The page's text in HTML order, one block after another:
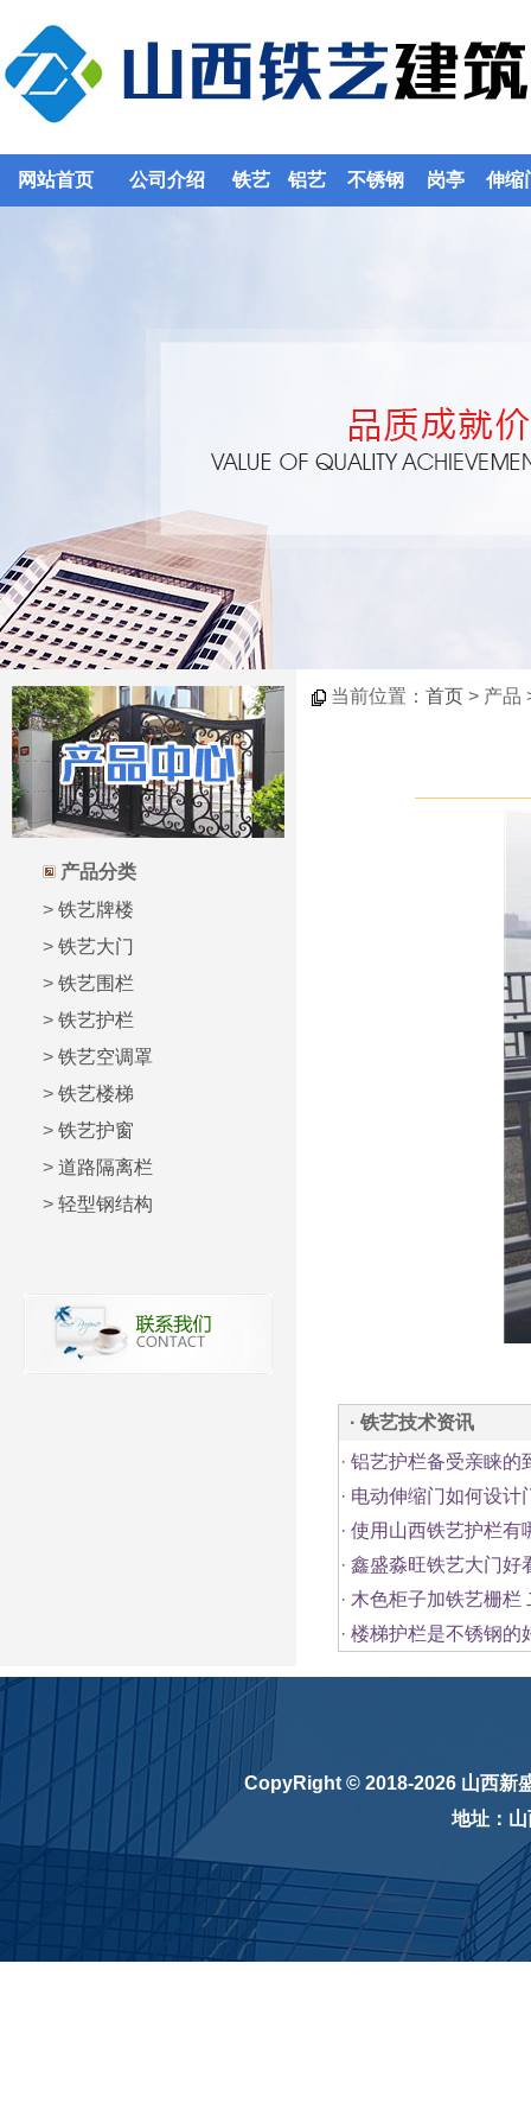
网站首页 公司介绍 铁艺 铝艺 不锈钢 岗亭 伸缩
产品分类
> 铁艺牌楼
> 铁艺大门
> 铁艺围栏
> 铁艺护栏
> 铁艺空调罩
> 铁艺楼梯
> 铁艺护窗
> 道路隔离栏
> 轻型钢结构
当前位置： 首页 > 产品
· 铁艺技术资讯
· 铝艺护栏备受亲睐的
· 电动伸缩门如何设计
· 使用山西铁艺护栏有
· 鑫盛淼旺铁艺大门好
· 木色柜子加铁艺栅栏
· 楼梯护栏是不锈钢的
CopyRight © 2018-2026 山西新
地址：